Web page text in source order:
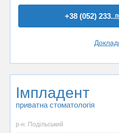
+38 (052) 233..
Імпладент
приватна стоматологія
р-н. Подільський